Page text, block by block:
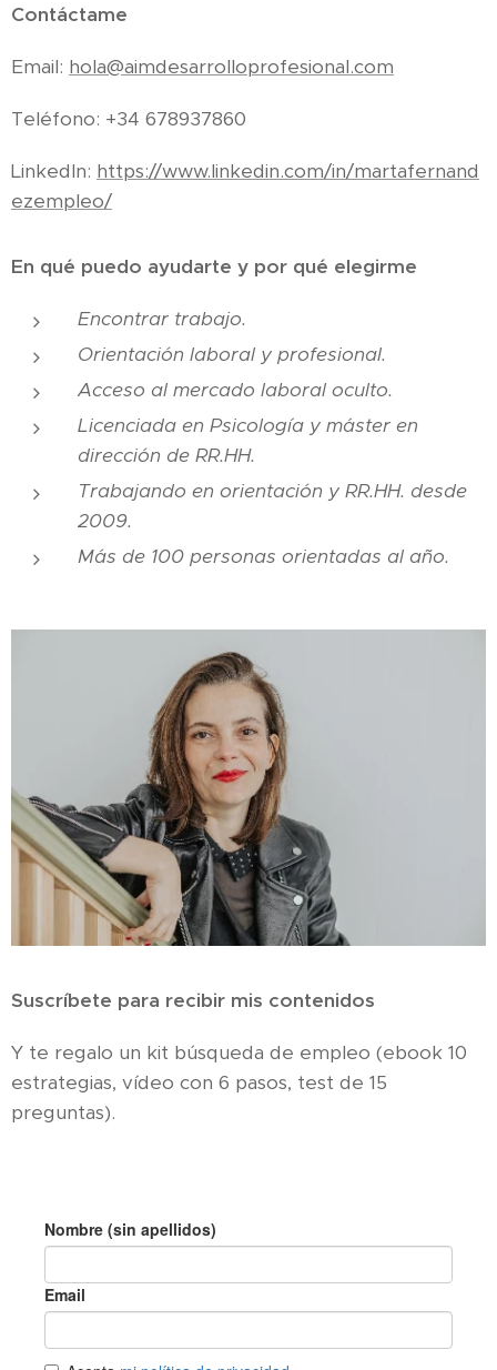
Contáctame
Email: hola@aimdesarrolloprofesional.com
Teléfono: +34 678937860
LinkedIn: https://www.linkedin.com/in/martafernand
ezempleo/
En qué puedo ayudarte y por qué elegirme
Encontrar trabajo.
Orientación laboral y profesional.
Acceso al mercado laboral oculto.
Licenciada en Psicología y máster en
dirección de RR.HH.
Trabajando en orientación y RR.HH. desde
2009.
Más de 100 personas orientadas al año.
Suscríbete para recibir mis contenidos
Y te regalo un kit búsqueda de empleo (ebook 10
estrategias, vídeo con 6 pasos, test de 15
preguntas).